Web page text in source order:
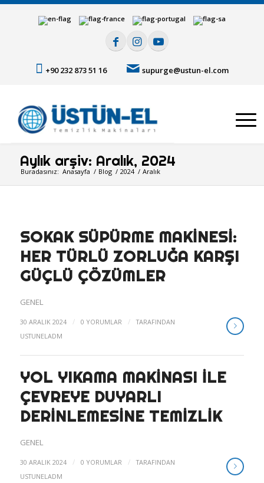
+90 232 873 51 16 supurge@ustun-el.com
Aylık arşiv: Aralık, 2024
Buradasınız: Anasayfa / Blog / 2024 / Aralık
SOKAK SÜPÜRME MAKINESI:
HER TÜRLÜ ZORLUĞA KARŞI
GÜÇLÜ ÇÖZÜMLER
GENEL
30 ARALIK 2024 / 0 YORUMLAR /
TARAFINDAN
USTUNELADM
YOL YIKAMA MAKINASI ILE
ÇEVREYE DUYARLI
DERINLEMESINE TEMIZLIK
GENEL
30 ARALIK 2024 / 0 YORUMLAR /
TARAFINDAN
USTUNELADM